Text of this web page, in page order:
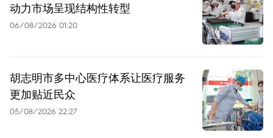
动力市场呈现结构性转型
06/08/2026 01:20
胡志明市多中心医疗体系让医疗服务
更加贴近民众
05/08/2026 22:27